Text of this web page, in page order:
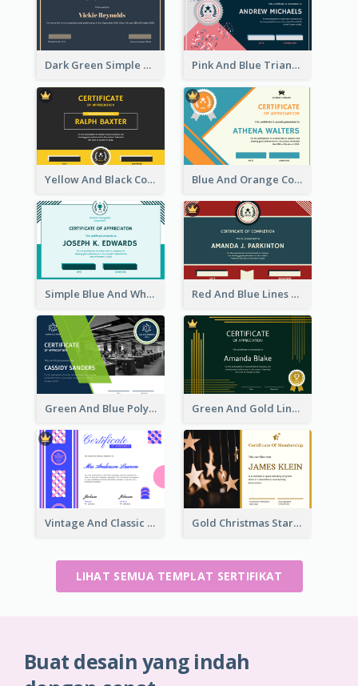
Dark Green Simple Certificate For Best Employee Pink And Blue Triangles Confetti Celebration Certificate
Yellow And Black Contrast Simple Certificate Blue And Orange Company Triangles With Badge Certificate
Simple Blue And White Rectangle Certificate Red And Blue Lines And Badge Completion Certificate
Green And Blue Polygon With Photo Certificate Green And Gold Lines Pattern Certificate
Vintage And Classic Vibrant Certificate Design Ideas Gold Christmas Stars Photo Membership Certificate
LIHAT SEMUA TEMPLAT SERTIFIKAT
Buat desain yang indah